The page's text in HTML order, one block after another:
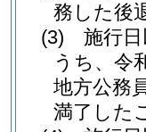
務した後
(3)
施行
うち、令
地方公務
満了した